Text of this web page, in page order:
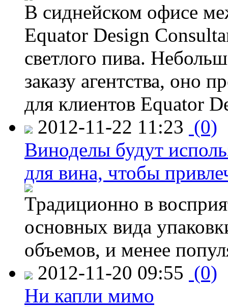
В сиднейском офисе
Equator Design
светлого пива.
заказу агентства, оно
для клиентов Equator
2012-11-22 11:23 (0)
Виноделы будут
для вина, чтобы
Традиционно в
основных вида
объемов, и менее
2012-11-20 09:55 (0)
Ни капли мимо